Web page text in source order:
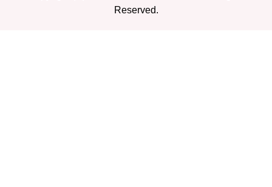
Reserved.